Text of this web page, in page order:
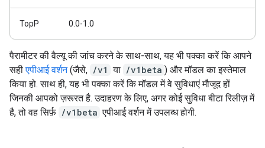
TopP 0.0-1.0
पैरामीटर की वैल्यू की जांच करने के साथ-साथ, यह भी पक्का करें कि आपने
सहीएपीआई वर्शन(जैसे, /v1 या /v1beta ) और मॉडल का इस्तेमाल
किया हो. साथ ही, यह भी पक्का करें कि मॉडल में वे सुविधाएं मौजूद हों
जिनकी आपको ज़रूरत है. उदाहरण के लिए, अगर कोई सुविधा बीटा रिलीज़ में
है, तो वह सिर्फ़ /v1beta एपीआई वर्शन में उपलब्ध होगी.